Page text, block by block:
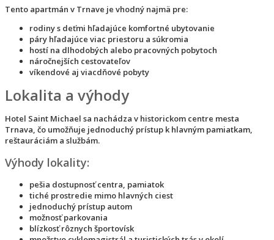
Tento apartmán v Trnave je vhodný najmä pre:
rodiny s deťmi hľadajúce komfortné ubytovanie
páry hľadajúce viac priestoru a súkromia
hostí na dlhodobých alebo pracovných pobytoch
náročnejších cestovateľov
víkendové aj viacdňové pobyty
Lokalita a výhody
Hotel Saint Michael sa nachádza v historickom centre mesta
Trnava, čo umožňuje jednoduchý prístup k hlavným pamiatkam,
reštauráciám a službám.
Výhody lokality:
pešia dostupnosť centra, pamiatok
tiché prostredie mimo hlavných ciest
jednoduchý prístup autom
možnosť parkovania
blízkosť rôznych športovísk